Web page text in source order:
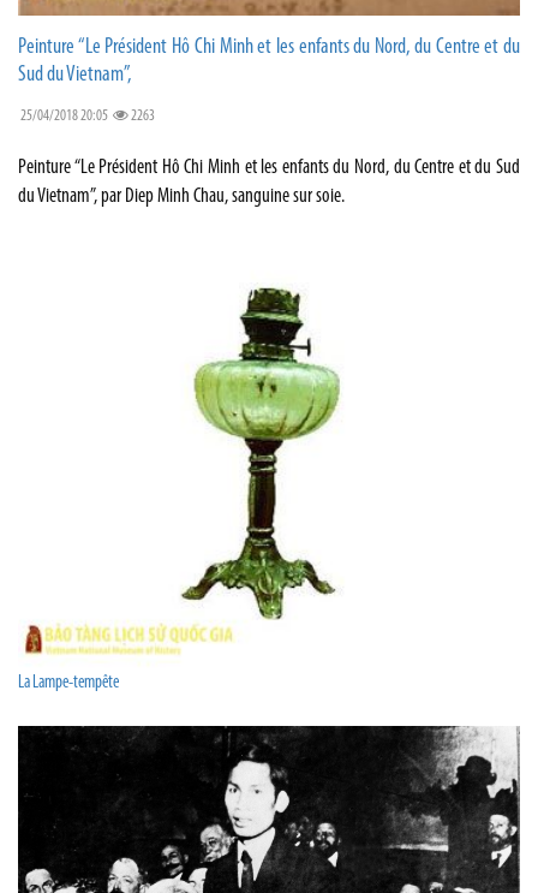
Peinture “Le Président Hô Chi Minh et les enfants du Nord, du Centre et du
Sud du Vietnam”,
25/04/2018 20:05 2263
Peinture “Le Président Hô Chi Minh et les enfants du Nord, du Centre et du Sud
du Vietnam”, par Diep Minh Chau, sanguine sur soie.
La Lampe-tempête